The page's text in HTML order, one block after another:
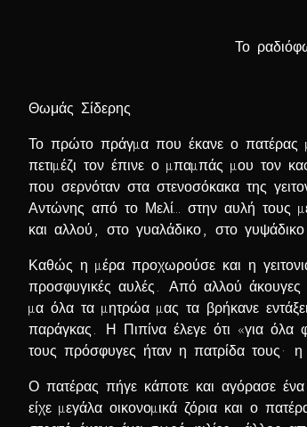
Το
Θωμάς Σίδερης
Το πρώτο πράγµα που έκανε ο πατέρας
πετιµέζι τον έπινε ο µπαµπάς µου τον
που σερνόταν στα στενοσόκακα της
Αντώνης από το Μελί… στην αυλή τους
και αλλού, στο γυαλάδικο, στο γυψάδικο.
Καθώς η µέρα προχωρούσε και η
προσφυγικές αυλές. Από αλλού άκουγες
µα όλα τα µητρώα µας τα βρήκανε
παράγκας. Η Πιπίνα έλεγε ότι «για όλα
τους πρόσφυγες ήταν η πατρίδα τους·
Ο πατέρας πήγε κάποτε και αγόρασε
είχε µεγάλα οικονοµικά ζόρια και ο